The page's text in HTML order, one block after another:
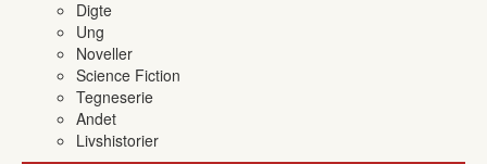
Digte
Ung
Noveller
Science Fiction
Tegneserie
Andet
Livshistorier